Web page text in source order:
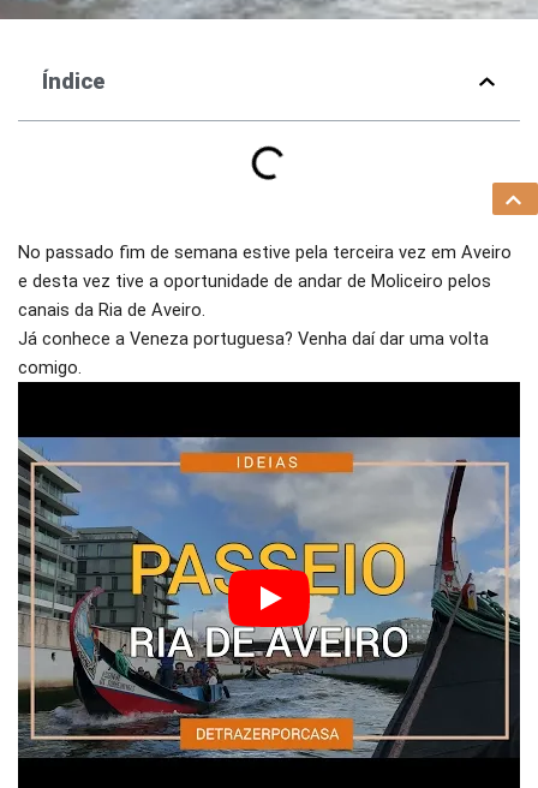
Índice
No passado fim de semana estive pela terceira vez em Aveiro
e desta vez tive a oportunidade de andar de Moliceiro pelos
canais da Ria de Aveiro.
Já conhece a Veneza portuguesa? Venha daí dar uma volta
comigo.